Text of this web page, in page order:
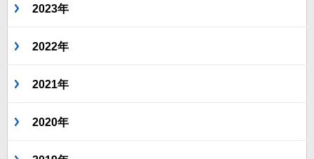
2023年
2022年
2021年
2020年